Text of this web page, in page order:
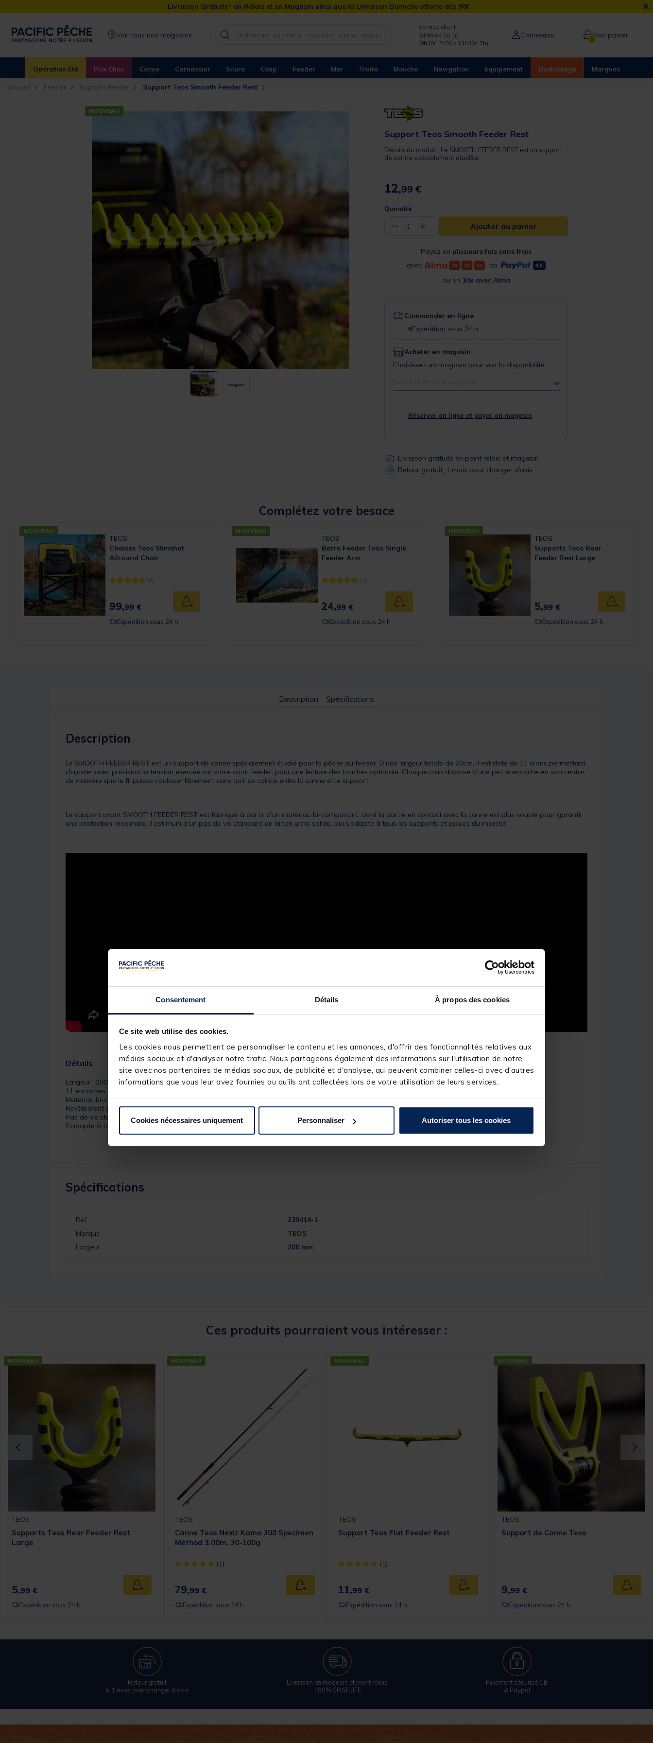
Consentement Détails À propos des cookies
Ce site web utilise des cookies.
Les cookies nous permettent de personnaliser le contenu et les annonces, d'offrir des fonctionnalités relatives aux
médias sociaux et d'analyser notre trafic. Nous partageons également des informations sur l'utilisation de notre
site avec nos partenaires de médias sociaux, de publicité et d'analyse, qui peuvent combiner celles-ci avec d'autres
informations que vous leur avez fournies ou qu'ils ont collectées lors de votre utilisation de leurs services.
Cookies nécessaires uniquement Personnaliser Autoriser tous les cookies
Livraison Gratuite* en Relais et en Magasin ainsi que la Livraison Domicile offerte dès 90€ ×
Voir tous nos magasins
Service client
04 99 64 20 10
(9h30/12h30 - 13h30/17h)
Connexion 0Mon panier
Opération Été Prix Choc Carpe Carnassier Silure Coup Feeder Mer Truite Mouche Navigation Equipement Destockage Marques
Accueil Feeder Support feeder Support Teos Smooth Feeder Rest
NOUVEAU
Support Teos Smooth Feeder Rest
Détails du produit : Le SMOOTH FEEDER REST est un support
de canne spécialement étudi&e...
12,99 €
Quantité
− 1 + Ajouter au panier
Payez en plusieurs fois sans frais
avec
ou
ou en 10x avec Alma
Commander en ligne
Expédition sous 24 h
Acheter en magasin
Choisissez un magasin pour voir la disponibilité
Réserver en ligne et payer en magasin
Livraison gratuite en point relais et magasin
Retour gratuit, 1 mois pour changer d’avis
Complétez votre besace
NOUVEAU
TEOS
Chaises Teos Slimshot
Allround Chair
[object Object] out of 5 Customer Rating
(2)
99,99 € Ajouter au panier
Expédition sous 24 h
NOUVEAU
TEOS
Barre Feeder Teos Single
Feeder Arm
[object Object] out of 5 Customer Rating
(1)
24,99 € Ajouter au panier
Expédition sous 24 h
NOUVEAU
TEOS
Supports Teos Rear
Feeder Rest Large
5,99 € Ajouter au
Expédition sous 24 h
Description Spécifications
Description
Le SMOOTH FEEDER REST est un support de canne spécialement étudié pour la pêche au feeder. D’une largeur totale de 20cm, il est doté de 11 crans permettant
d’ajuster avec précision la tension exercée sur votre scion feeder, pour une lecture des touches optimale. Chaque cran dispose d’une petite encoche en son centre,
de manière que le fil puisse coulisser librement sans qu’il se coince entre la canne et le support.
Le support avant SMOOTH FEEDER REST est fabriqué à partir d’un matériau bi-composant, dont la partie en contact avec la canne est plus souple pour garantir
une protection maximale. Il est muni d’un pas de vis standard en laiton ultra-solide, qui s’adapte à tous les supports et piques du marché.
Détails
Largeur : 200 mm
11 encoches
Matériau bi-composant
Revêtement souple pour une protection optimale de la canne
Pas de vis standard en laiton
S’adapte à tous les supports et piques du marché
Spécifications
Réf.
239414-1
Marque
TEOS
Largeur
200 mm
Ces produits pourraient vous intéresser :
panier
NOUVEAU
TEOS
Supports Teos Rear Feeder Rest
Large
5,99 € Ajouter au panier
Expédition sous 24 h
NOUVEAU
TEOS
Canne Teos Nexiz Kamo 300 Specimen
Method 3.00m, 30-100g
[object Object] out of 5 Customer Rating
(1)
79,99 € Ajouter au panier
Expédition sous 24 h
NOUVEAU
TEOS
Support Teos Flat Feeder Rest
[object Object] out of 5 Customer Rating
(1)
11,99 € Ajouter au panier
Expédition sous 24 h
NOUVEAU
TEOS
Support de Canne Teos
9,99 € Ajouter
Expédition sous 24 h
Retour gratuit
& 1 mois pour changer d'avis
Livraison en magasin et point relais
100% GRATUITE
Paiement sécurisé CB
& Paypal